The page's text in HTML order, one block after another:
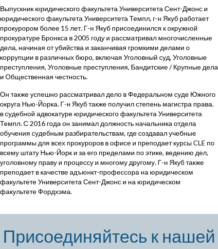
Выпускник юридического факультета Университета Сент-Джонс и
юридического факультета Университета Темпл, г-н Якуб работает
прокурором более 15 лет. Г-н Якуб присоединился к окружной
прокуратуре Бронкса в 2005 году и рассматривал многочисленные
дела, начиная от убийства и заканчивая громкими делами о
коррупции в различных бюро, включая Уголовный суд, Уголовные
преступления, Уголовные преступления, Бандитские / Крупные дела
и Общественная честность.
Он также успешно рассматривал дело в Федеральном суде Южного
округа Нью-Йорка. Г-н Якуб также получил степень магистра права.
в судебной адвокатуре юридического факультета Университета
Темпл. С 2016 года он занимал должность начальника отдела
обучения судебным разбирательствам, где создавал учебные
программы для всех прокуроров в офисе и преподает курсы CLE по
всему штату Нью-Йорк и за его пределами по этике, ведению дел,
уголовному праву и процессу и многому другому. Г-н Якуб также
преподает в качестве адъюнкт-профессора на юридическом
факультете Университета Сент-Джонс и на юридическом
факультете Фордхэма.
Присоединяйтесь к нашей